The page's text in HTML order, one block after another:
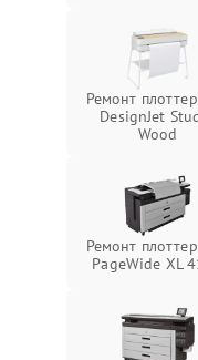
Ремонт
DesignJet
Wood
Ремонт
PageWide XL